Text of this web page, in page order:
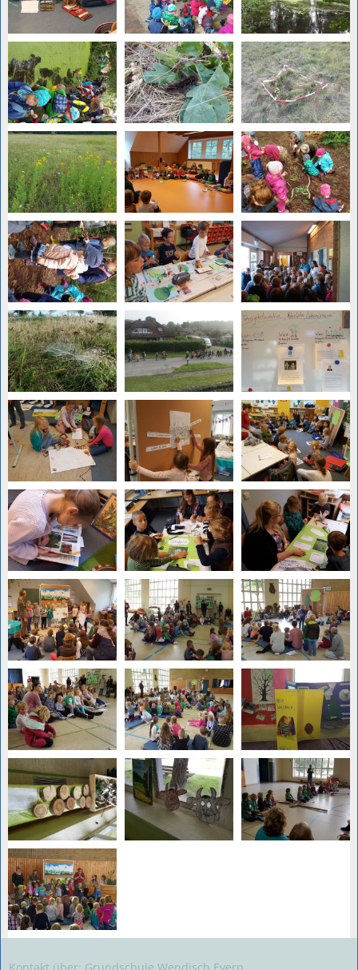
Kontakt über: Grundschule Wendisch Evern